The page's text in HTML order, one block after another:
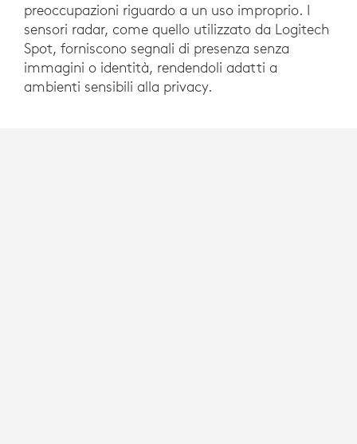
preoccupazioni riguardo a un uso improprio. I
sensori radar, come quello utilizzato da Logitech
Spot, forniscono segnali di presenza senza
immagini o identità, rendendoli adatti a
ambienti sensibili alla privacy.